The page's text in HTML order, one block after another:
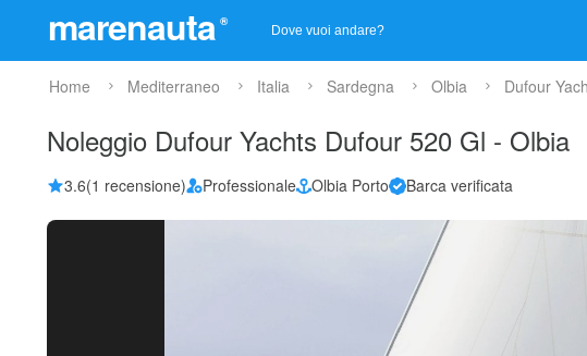
marenauta ®
Home Mediterraneo Italia Sardegna Olbia Dufour
Noleggio Dufour Yachts Dufour 520 Gl - Olbia
3.6(1 recensione) Professionale Olbia Porto Barca verificata